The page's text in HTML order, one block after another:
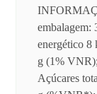
embalagem:
energético
g (1% VNR);
Açúcares